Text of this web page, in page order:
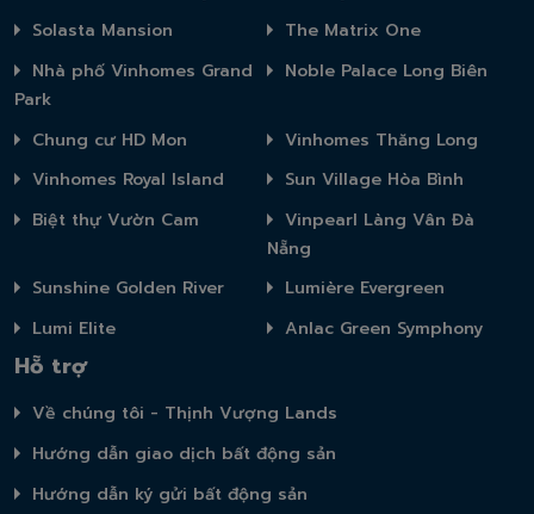
Solasta Mansion
The Matrix One
Nhà phố Vinhomes Grand
Park
Noble Palace Long Biên
Chung cư HD Mon
Vinhomes Thăng Long
Vinhomes Royal Island
Sun Village Hòa Bình
Biệt thự Vườn Cam
Vinpearl Làng Vân Đà
Nẵng
Sunshine Golden River
Lumière Evergreen
Lumi Elite
Anlac Green Symphony
Hỗ trợ
Về chúng tôi - Thịnh Vượng Lands
Hướng dẫn giao dịch bất động sản
Hướng dẫn ký gửi bất động sản